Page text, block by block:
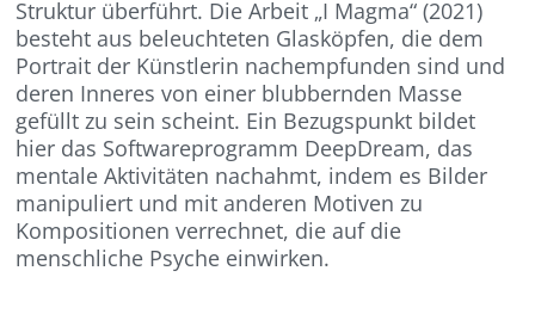
Struktur überführt. Die Arbeit „I Magma“ (2021)
besteht aus beleuchteten Glasköpfen, die dem
Portrait der Künstlerin nachempfunden sind und
deren Inneres von einer blubbernden Masse
gefüllt zu sein scheint. Ein Bezugspunkt bildet
hier das Softwareprogramm DeepDream, das
mentale Aktivitäten nachahmt, indem es Bilder
manipuliert und mit anderen Motiven zu
Kompositionen verrechnet, die auf die
menschliche Psyche einwirken.